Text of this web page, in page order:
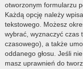
otworzonym formularzu
Każdą opcję należy
tekstowego. Możesz
wybrać, wyznaczyć czas
czasowego), a także
oddanego głosu. Jeśli
masz uprawnień do